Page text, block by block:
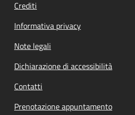
Crediti
Informativa privacy
Note legali
Dichiarazione di accessibilità
Contatti
Prenotazione appuntamento